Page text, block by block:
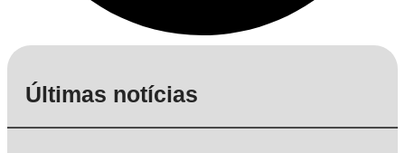
Últimas notícias